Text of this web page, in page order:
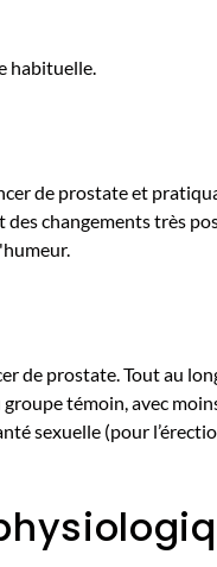
habituelle.
de prostate et
des changements très
de prostate. Tout au
témoin, avec
sexuelle (pour